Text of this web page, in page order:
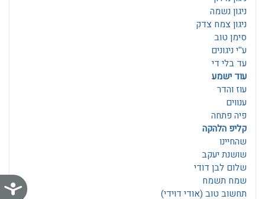
ניגון נשמה
ניגון צמח צדק
סימן טוב
ע''י ניגונים
עד בלי די
עוד ישמע
עוז והדר
ענווים
פיה פתחה
קליפ הלהקה
שהחיינו
שושנת יעקב
שלום לבן דודי
שמח תשמח
תחשוב טוב (אודי דוידי)